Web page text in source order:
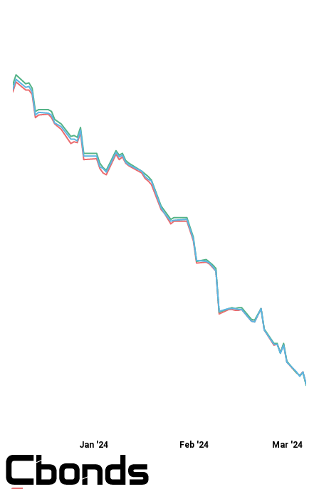
Jan '24 Feb '24 Mar '24